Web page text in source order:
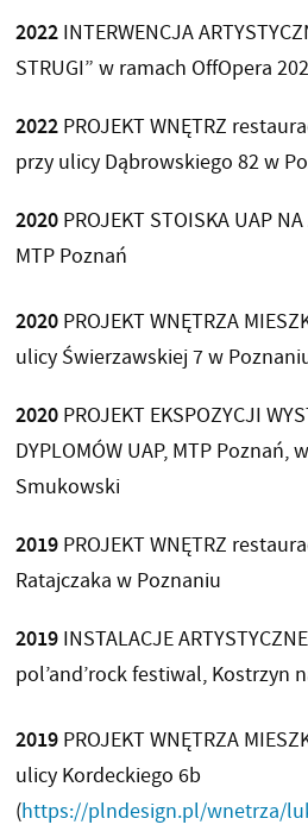
2022INTERWENCJA
STRUGI” w ramach OffOpera
2022PROJEKT WNĘTRZ
przy ulicy Dąbrowskiego 82 w
2020PROJEKT STOISKA UAP
MTP Poznań
2020PROJEKT WNĘTRZA
ulicy Świerzawskiej 7 w
2020PROJEKT EKSPOZYCJI
DYPLOMÓW UAP, MTP Poznań,
Smukowski
2019PROJEKT WNĘTRZ
Ratajczaka w Poznaniu
2019INSTALACJE
pol’and’rock festiwal, Kostrzyn
2019PROJEKT WNĘTRZA
ulicy Kordeckiego 6b
(https://plndesign.pl/wnetrza/